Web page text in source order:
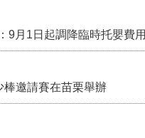
9月1日起調降臨時托嬰費用
邀請賽在苗栗舉辦